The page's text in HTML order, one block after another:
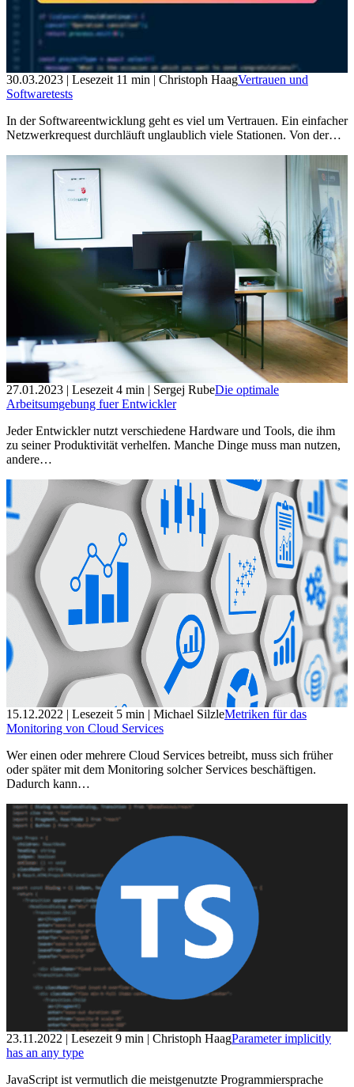
30.03.2023 | Lesezeit 11 min | Christoph HaagVertrauen und
Softwaretests
In der Softwareentwicklung geht es viel um Vertrauen. Ein einfacher
Netzwerkrequest durchläuft unglaublich viele Stationen. Von der…
27.01.2023 | Lesezeit 4 min | Sergej RubeDie optimale
Arbeitsumgebung fuer Entwickler
Jeder Entwickler nutzt verschiedene Hardware und Tools, die ihm
zu seiner Produktivität verhelfen. Manche Dinge muss man nutzen,
andere…
15.12.2022 | Lesezeit 5 min | Michael SilzleMetriken für das
Monitoring von Cloud Services
Wer einen oder mehrere Cloud Services betreibt, muss sich früher
oder später mit dem Monitoring solcher Services beschäftigen.
Dadurch kann…
23.11.2022 | Lesezeit9 min | Christoph HaagParameter implicitly
has an any type
JavaScript ist vermutlich die meistgenutzte Programmiersprache